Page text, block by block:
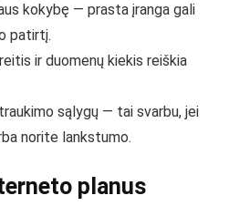
kokybę — prasta įranga gali
patirtį.
ir duomenų kiekis reiškia
sąlygų — tai svarbu, jei
norite lankstumo.
planus